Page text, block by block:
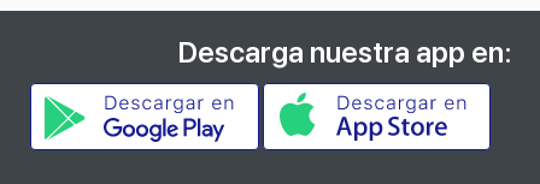
Descarga nuestra app en: